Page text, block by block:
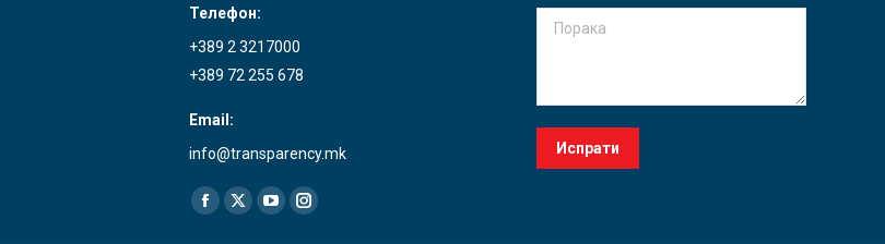
Телефон:
+389 2 3217000
+389 72 255 678
Email:
info@transparency.mk
Find us on:
Facebook
X
YouTubeInstagram
Порака
Испрати